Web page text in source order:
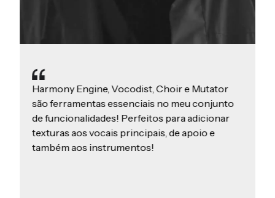
Harmony Engine, Vocodist, Choir e Mutator
são ferramentas essenciais no meu conjunto
de funcionalidades! Perfeitos para adicionar
texturas aos vocais principais, de apoio e
também aos instrumentos!